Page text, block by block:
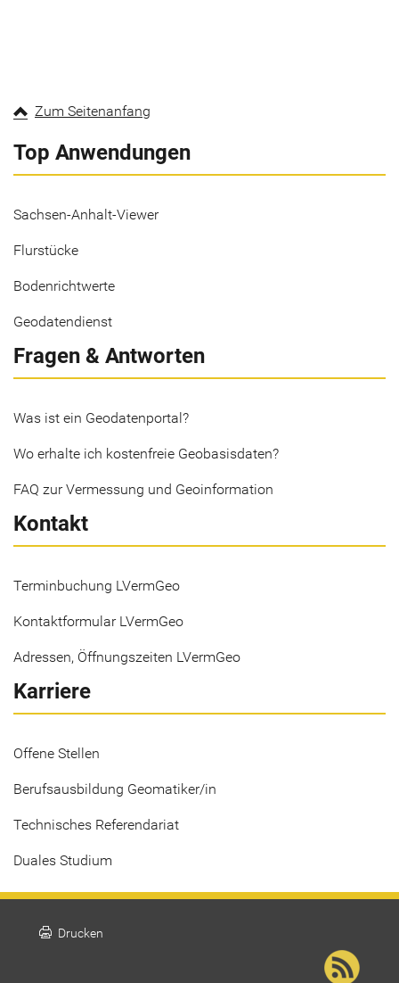
Zum Seitenanfang
Top Anwendungen
Sachsen-Anhalt-Viewer
Flurstücke
Bodenrichtwerte
Geodatendienst
Fragen & Antworten
Was ist ein Geodatenportal?
Wo erhalte ich kostenfreie Geobasisdaten?
FAQ zur Vermessung und Geoinformation
Kontakt
Terminbuchung LVermGeo
Kontaktformular LVermGeo
Adressen, Öffnungszeiten LVermGeo
Karriere
Offene Stellen
Berufsausbildung Geomatiker/in
Technisches Referendariat
Duales Studium
print Drucken